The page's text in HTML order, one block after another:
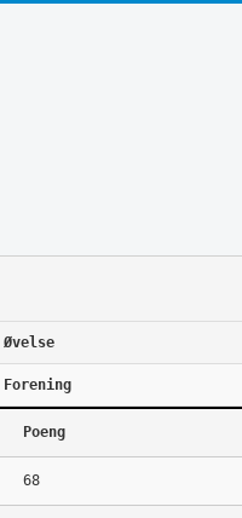
Øvelse
Forening
Poeng
68